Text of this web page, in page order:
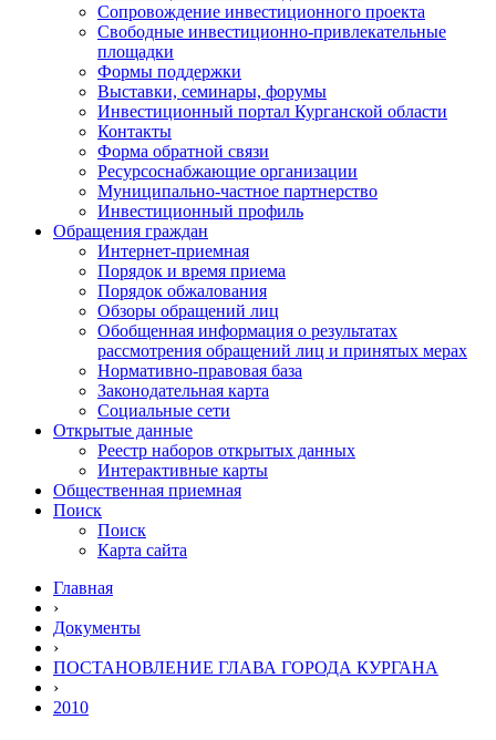
Сопровождение инвестиционного проекта
Свободные инвестиционно-привлекательные
площадки
Формы поддержки
Выставки, семинары, форумы
Инвестиционный портал Курганской области
Контакты
Форма обратной связи
Ресурсоснабжающие организации
Муниципально-частное партнерство
Инвестиционный профиль
Обращения граждан
Интернет-приемная
Порядок и время приема
Порядок обжалования
Обзоры обращений лиц
Обобщенная информация о результатах
рассмотрения обращений лиц и принятых мерах
Нормативно-правовая база
Законодательная карта
Социальные сети
Открытые данные
Реестр наборов открытых данных
Интерактивные карты
Общественная приемная
Поиск
Поиск
Карта сайта
Главная
›
Документы
›
ПОСТАНОВЛЕНИЕ ГЛАВА ГОРОДА КУРГАНА
›
2010